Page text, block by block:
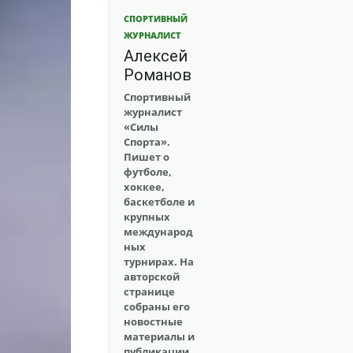
СПОРТИВНЫЙ
ЖУРНАЛИСТ
Алексей
Романов
Спортивный
журналист
«Силы
Спорта».
Пишет о
футболе,
хоккее,
баскетболе и
крупных
международ
ных
турнирах. На
авторской
странице
собраны его
новостные
материалы и